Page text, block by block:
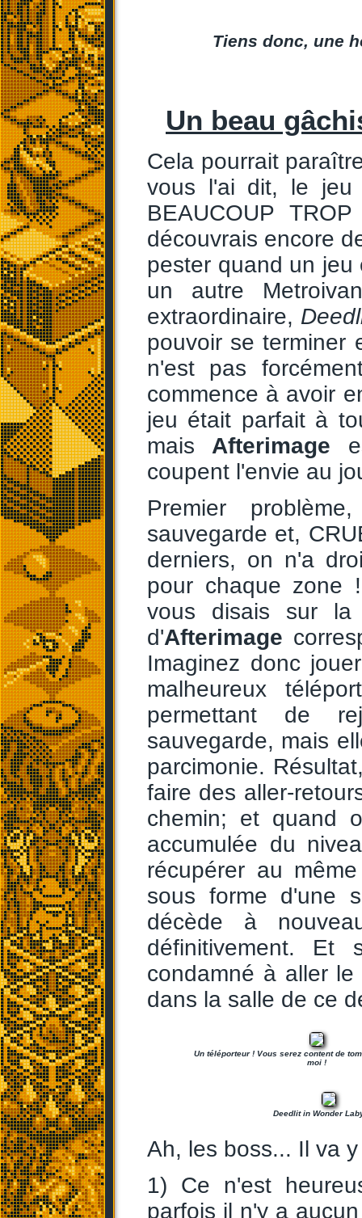
Tiens donc, une
Un beau
Cela pourrait
vous l'ai dit, le jeu
BEAUCOUP
découvrais encore
pester quand un
un autre
extraordinaire,
pouvoir se terminer
n'est pas
commence à avoir
jeu était parfait à
mais Afterimage
coupent l'envie au
Premier
sauvegarde et,
derniers, on n'a
pour chaque zone
vous disais sur la
d'Afterimage
Imaginez donc
malheureux
permettant de
sauvegarde, mais
parcimonie.
faire des aller-
chemin; et quand
accumulée du
récupérer au
sous forme d'une
décède à
définitivement.
condamné à aller
dans la salle de ce
Un téléporteur ! Vous serez content de
moi !
Deedlit in Wonder
Ah, les boss... Il va
1) Ce n'est
parfois il n'y a